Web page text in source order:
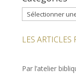
Catégories
LES ARTICLES
Par l’atelier